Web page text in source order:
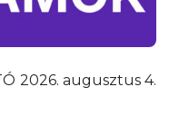
2026. augusztus 4.